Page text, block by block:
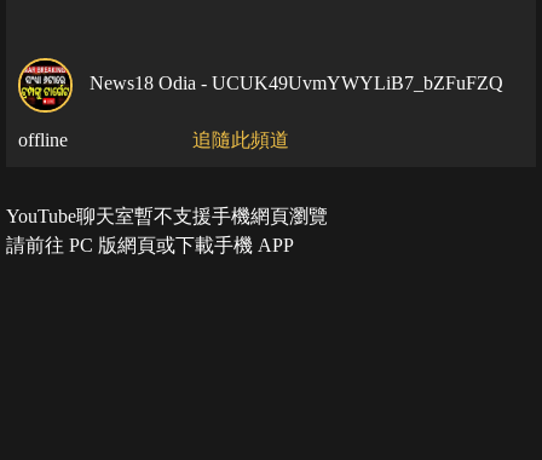
News18 Odia - UCUK49UvmYWYLiB7_bZFuFZQ
offline 追隨此頻道
YouTube聊天室暫不支援手機網頁瀏覽
請前往 PC 版網頁或下載手機 APP